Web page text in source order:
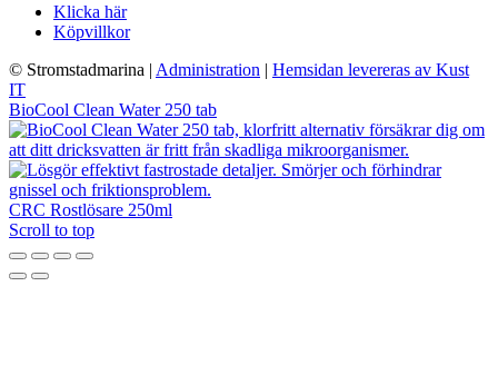
Klicka här
Köpvillkor
© Stromstadmarina | Administration | Hemsidan levereras av Kust
IT
BioCool Clean Water 250 tab
CRC Rostlösare 250ml
Scroll to top